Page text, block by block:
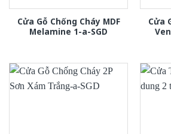
Cửa Gỗ Chống Cháy MDF
Melamine 1-a-SGD
Cửa